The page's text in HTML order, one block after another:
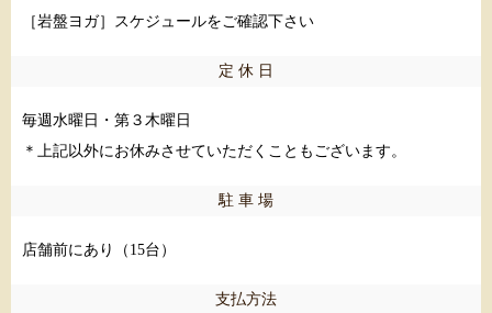
［岩盤ヨガ］スケジュールをご確認下さい
定 休 日
毎週水曜日・第３木曜日
＊上記以外にお休みさせていただくこともございます。
駐 車 場
店舗前にあり（15台）
支払方法